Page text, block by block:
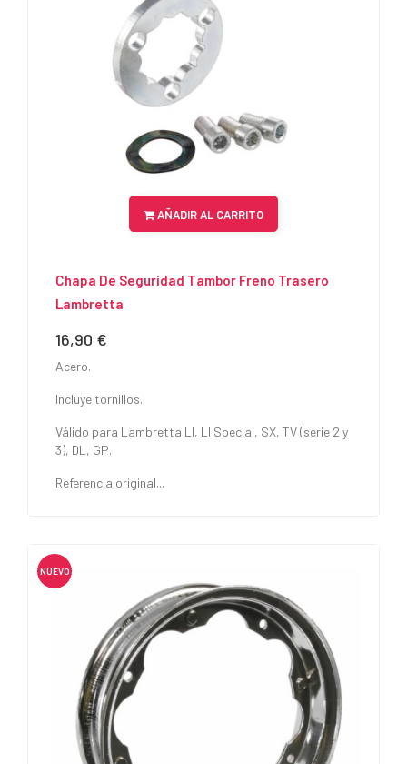
AÑADIR AL CARRITO
Chapa De Seguridad Tambor Freno Trasero
Lambretta
Precio
16,90 €
Acero.
Incluye tornillos.
Válido para Lambretta LI, LI Special, SX, TV (serie 2 y
3), DL, GP.
Referencia original...
NUEVO